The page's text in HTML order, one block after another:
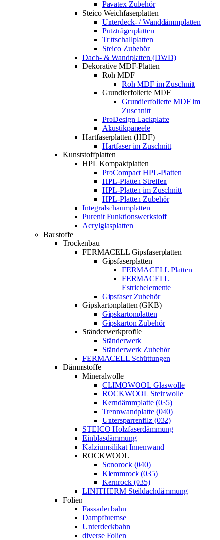
Pavatex Zubehör
Steico Weichfaserplatten
Unterdeck- / Wanddämmplatten
Putzträgerplatten
Trittschallplatten
Steico Zubehör
Dach- & Wandplatten (DWD)
Dekorative MDF-Platten
Roh MDF
Roh MDF im Zuschnitt
Grundierfolierte MDF
Grundierfolierte MDF im
Zuschnitt
ProDesign Lackplatte
Akustikpaneele
Hartfaserplatten (HDF)
Hartfaser im Zuschnitt
Kunststoffplatten
HPL Kompaktplatten
ProCompact HPL-Platten
HPL-Platten Streifen
HPL-Platten im Zuschnitt
HPL-Platten Zubehör
Integralschaumplatten
Purenit Funktionswerkstoff
Acrylglasplatten
Baustoffe
Trockenbau
FERMACELL Gipsfaserplatten
Gipsfaserplatten
FERMACELL Platten
FERMACELL
Estrichelemente
Gipsfaser Zubehör
Gipskartonplatten (GKB)
Gipskartonplatten
Gipskarton Zubehör
Ständerwerkprofile
Ständerwerk
Ständerwerk Zubehör
FERMACELL Schüttungen
Dämmstoffe
Mineralwolle
CLIMOWOOL Glaswolle
ROCKWOOL Steinwolle
Kerndämmplatte (035)
Trennwandplatte (040)
Untersparrenfilz (032)
STEICO Holzfaserdämmung
Einblasdämmung
Kalziumsilikat Innenwand
ROCKWOOL
Sonorock (040)
Klemmrock (035)
Kernrock (035)
LINITHERM Steildachdämmung
Folien
Fassadenbahn
Dampfbremse
Unterdeckbahn
diverse Folien